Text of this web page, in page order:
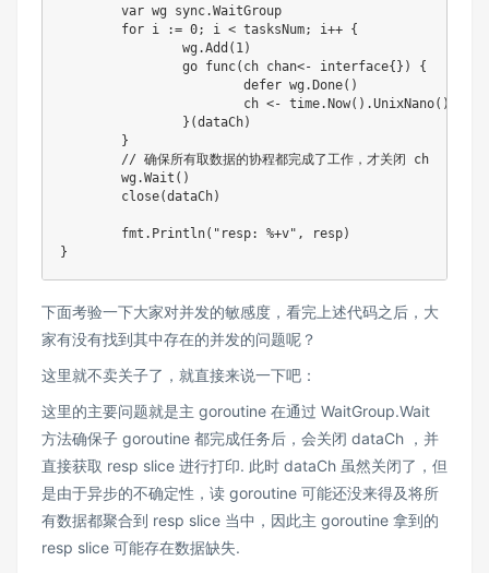
下面考验一下大家对并发的敏感度，看完上述代码之后，大
家有没有找到其中存在的并发的问题呢？
这里就不卖关子了，就直接来说一下吧：
这里的主要问题就是主 goroutine 在通过 WaitGroup.Wait
方法确保子 goroutine 都完成任务后，会关闭 dataCh ，并
直接获取 resp slice 进行打印. 此时 dataCh 虽然关闭了，但
是由于异步的不确定性，读 goroutine 可能还没来得及将所
有数据都聚合到 resp slice 当中，因此主 goroutine 拿到的
resp slice 可能存在数据缺失.